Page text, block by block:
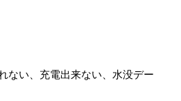
ない、充電出来ない、水没デー